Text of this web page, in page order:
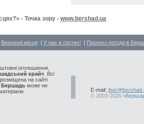
- Точка зору - www.bershad.ua
Визначні місця | У нас в гостях! | Прогноз погоди в
оголошення,
край» . Всі
на сайті
Бершадь може не
E-mail:
© 2003-2026